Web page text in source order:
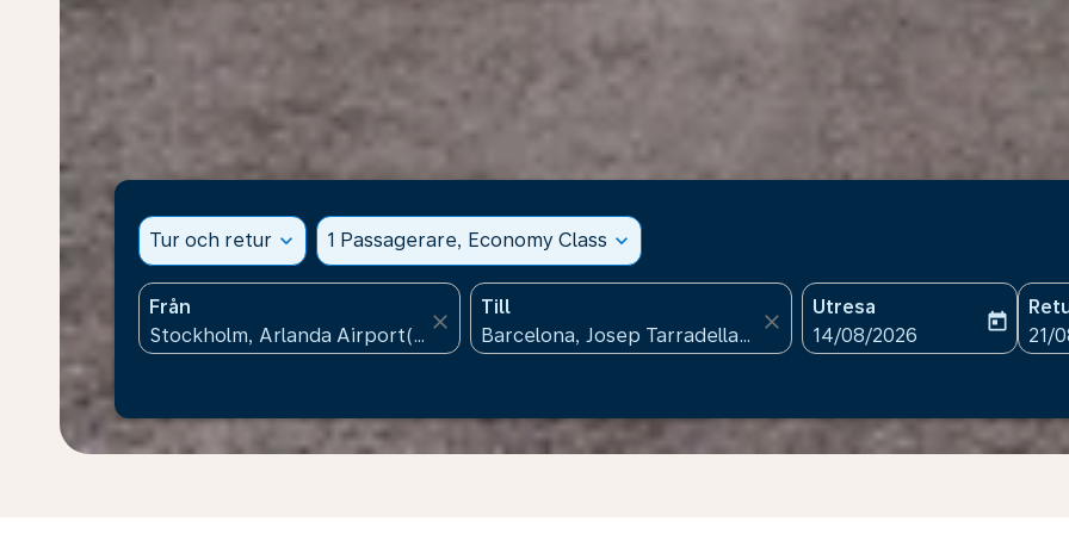
Tur och retur expand_more 1 Passagerare, Economy Class expand_more
Från
close
Till
close
Utresa
fc-booking-departure-
14/08/2026
today
fc-
21/